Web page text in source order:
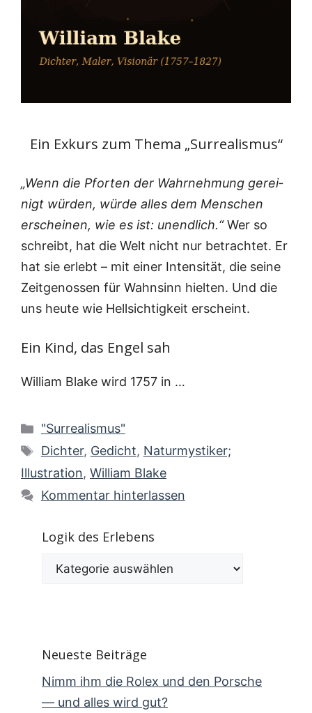
Ein Exkurs zum Thema „Surrealismus“
„Wenn die Pfor­ten der Wahr­neh­mung gerei­
nigt wür­den, wür­de alles dem Men­schen
erschei­nen, wie es ist: unend­lich.“Wer so
schreibt, hat die Welt nicht nur betrach­tet. Er
hat sie erlebt – mit einer Inten­si­tät, die sei­ne
Zeit­ge­nos­sen für Wahn­sinn hiel­ten. Und die
uns heu­te wie Hell­sich­tig­keit erscheint.
Ein Kind, das Engel sah
Wil­liam Bla­ke wird 1757 in …
Kategorien
"Surrealismus"
Schlagwörter
Dichter, Gedicht, Naturmystiker;
Illustration, William Blake
Kommentar hinterlassen
Logik des Erlebens
Logik
Neueste Beiträge
Nimm ihm die Rolex und den Porsche
— und alles wird gut?